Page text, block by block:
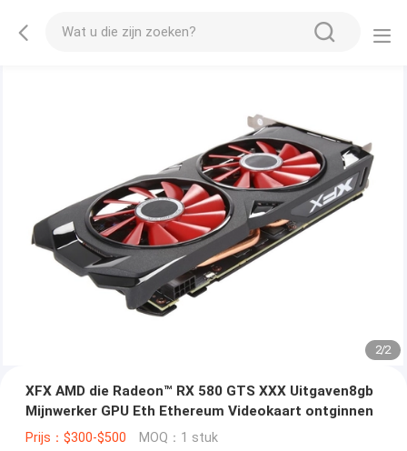
2/2
XFX AMD die Radeon™ RX 580 GTS XXX Uitgaven8gb
Mijnwerker GPU Eth Ethereum Videokaart ontginnen
Prijs：$300-$500 MOQ：1 stuk